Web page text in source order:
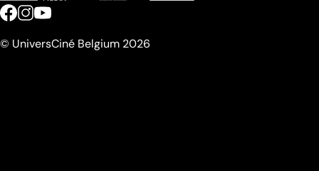
© UniversCiné Belgium 2026